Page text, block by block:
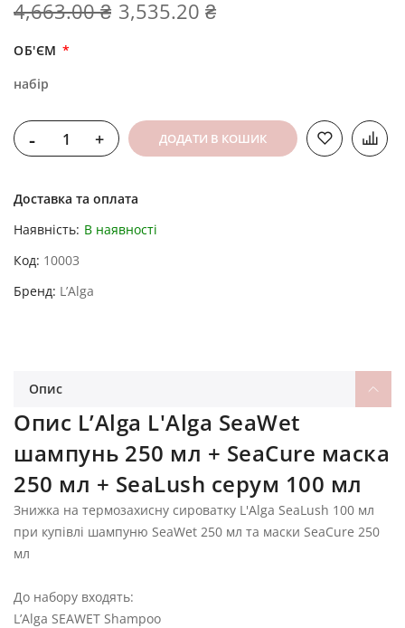
3,535.20 ₴
4,663.00 ₴
ОБ'ЄМ
набір
- + ДОДАТИ В КОШИК
Доставка та оплата
Наявність: В наявності
Код 10003
Бренд L’Alga
Опис
Опис L’Alga L'Alga SeaWet
шампунь 250 мл + SeaCure маска
250 мл + SeaLush серум 100 мл
Знижка на термозахисну сироватку L'Alga SeaLush 100 мл
при купівлі шампуню SeaWet 250 мл та маски SeaCure 250
мл
До набору входять:
L’Alga SEAWET Shampoo